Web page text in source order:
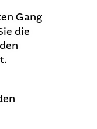
Gang
die